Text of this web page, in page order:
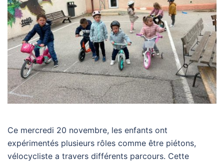
Ce mercredi 20 novembre, les enfants ont
expérimentés plusieurs rôles comme être piétons,
vélocycliste a travers différents parcours. Cette